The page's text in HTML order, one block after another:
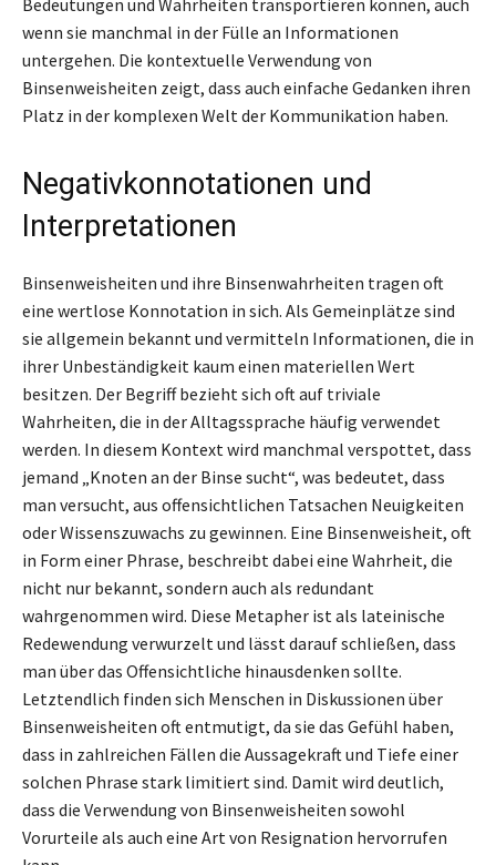
wenn sie manchmal in der Fülle an Informationen
untergehen. Die kontextuelle Verwendung von
Binsenweisheiten zeigt, dass auch einfache Gedanken ihren
Platz in der komplexen Welt der Kommunikation haben.
Negativkonnotationen und
Interpretationen
Binsenweisheiten und ihre Binsenwahrheiten tragen oft
eine wertlose Konnotation in sich. Als Gemeinplätze sind
sie allgemein bekannt und vermitteln Informationen, die in
ihrer Unbeständigkeit kaum einen materiellen Wert
besitzen. Der Begriff bezieht sich oft auf triviale
Wahrheiten, die in der Alltagssprache häufig verwendet
werden. In diesem Kontext wird manchmal verspottet, dass
jemand „Knoten an der Binse sucht“, was bedeutet, dass
man versucht, aus offensichtlichen Tatsachen Neuigkeiten
oder Wissenszuwachs zu gewinnen. Eine Binsenweisheit, oft
in Form einer Phrase, beschreibt dabei eine Wahrheit, die
nicht nur bekannt, sondern auch als redundant
wahrgenommen wird. Diese Metapher ist als lateinische
Redewendung verwurzelt und lässt darauf schließen, dass
man über das Offensichtliche hinausdenken sollte.
Letztendlich finden sich Menschen in Diskussionen über
Binsenweisheiten oft entmutigt, da sie das Gefühl haben,
dass in zahlreichen Fällen die Aussagekraft und Tiefe einer
solchen Phrase stark limitiert sind. Damit wird deutlich,
dass die Verwendung von Binsenweisheiten sowohl
Vorurteile als auch eine Art von Resignation hervorrufen